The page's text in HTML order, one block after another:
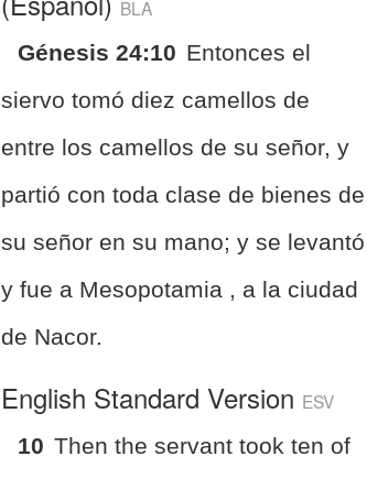
BLA
Génesis 24:10 Entonces el
siervo tomó diez camellos de
entre los camellos de su señor, y
partió con toda clase de bienes de
su señor en su mano; y se levantó
y fue a Mesopotamia , a la ciudad
de Nacor.
English Standard Version ESV
10 Then the servant took ten of